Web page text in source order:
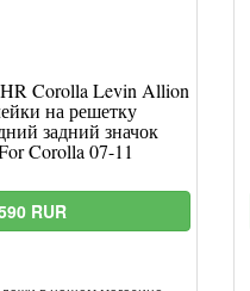
Corolla Levin Allion
на решетку
задний значок
Corolla 07-11
RUR